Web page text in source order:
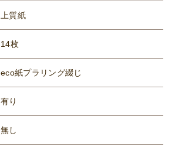
上質紙
14枚
eco紙プラリング綴じ
有り
無し